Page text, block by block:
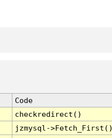
Code
checkredirect()
jzmysql-